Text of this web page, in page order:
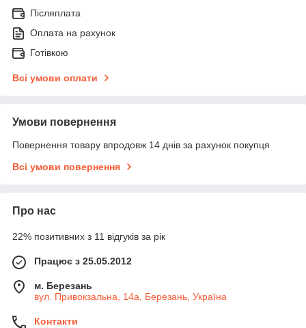
Післяплата
Оплата на рахунок
Готівкою
Всі умови оплати
Умови повернення
Повернення товару впродовж 14 днів за рахунок покупця
Всі умови повернення
Про нас
22% позитивних з 11 відгуків за рік
Працює з 25.05.2012
м. Березань
вул. Привокзальна, 14а, Березань, Україна
Контакти